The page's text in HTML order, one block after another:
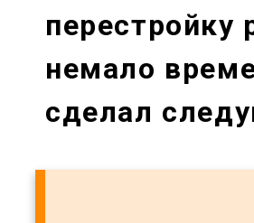
перестройку
немало
сделал